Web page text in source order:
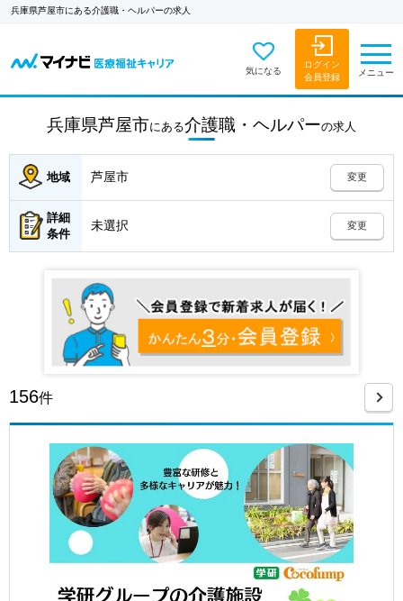
兵庫県芦屋市にある介護職・ヘルパーの求人
気になる
ログイン
会員登録
メニュー
兵庫県芦屋市にある介護職・ヘルパーの求人
地域 芦屋市 変更
詳細
条件
未選択 変更
156件